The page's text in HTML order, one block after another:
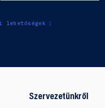
lehetőségek
Szervezetünkről